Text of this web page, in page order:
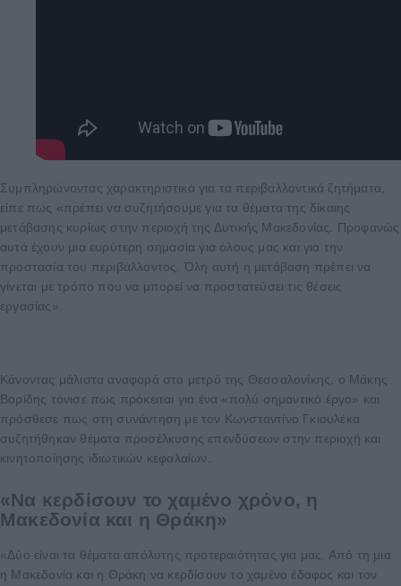
Συμπληρώνοντας χαρακτηριστικά για τα περιβαλλοντικά ζητήματα,
είπε πως «πρέπει να συζητήσουμε για τα θέματα της δίκαιης
μετάβασης κυρίως στην περιοχή της Δυτικής Μακεδονίας. Προφανώς
αυτά έχουν μια ευρύτερη σημασία για όλους μας και για την
προστασία του περιβάλλοντος. Όλη αυτή η μετάβαση πρέπει να
γίνεται με τρόπο που να μπορεί να προστατεύσει τις θέσεις
εργασίας».
Κάνοντας μάλιστα αναφορά στο μετρό της Θεσσαλονίκης, ο Μάκης
Βορίδης τόνισε πως πρόκειται για ένα «πολύ σημαντικό έργο» και
πρόσθεσε πως στη συνάντηση με τον Κωνσταντίνο Γκιουλέκα
συζητήθηκαν θέματα προσέλκυσης επενδύσεων στην περιοχή και
κινητοποίησης ιδιωτικών κεφαλαίων.
«Να κερδίσουν το χαμένο χρόνο, η
Μακεδονία και η Θράκη»
«Δύο είναι τα θέματα απόλυτης προτεραιότητας για μας. Από τη μια
η Μακεδονία και η Θράκη να κερδίσουν το χαμένο έδαφος και τον